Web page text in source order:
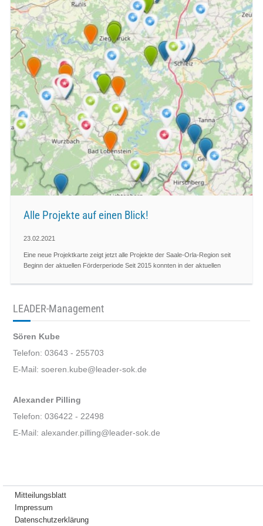
Alle Projekte auf einen Blick!
23.02.2021
Eine neue Projektkarte zeigt jetzt alle Projekte der Saale-Orla-Region seit
Beginn der aktuellen Förderperiode Seit 2015 konnten in der aktuellen
LEADER-Management
Sören Kube
Telefon: 03643 - 255703
E-Mail: soeren.kube@leader-sok.de
Alexander Pilling
Telefon: 036422 - 22498
E-Mail: alexander.pilling@leader-sok.de
Mitteilungsblatt
Impressum
Datenschutzerklärung